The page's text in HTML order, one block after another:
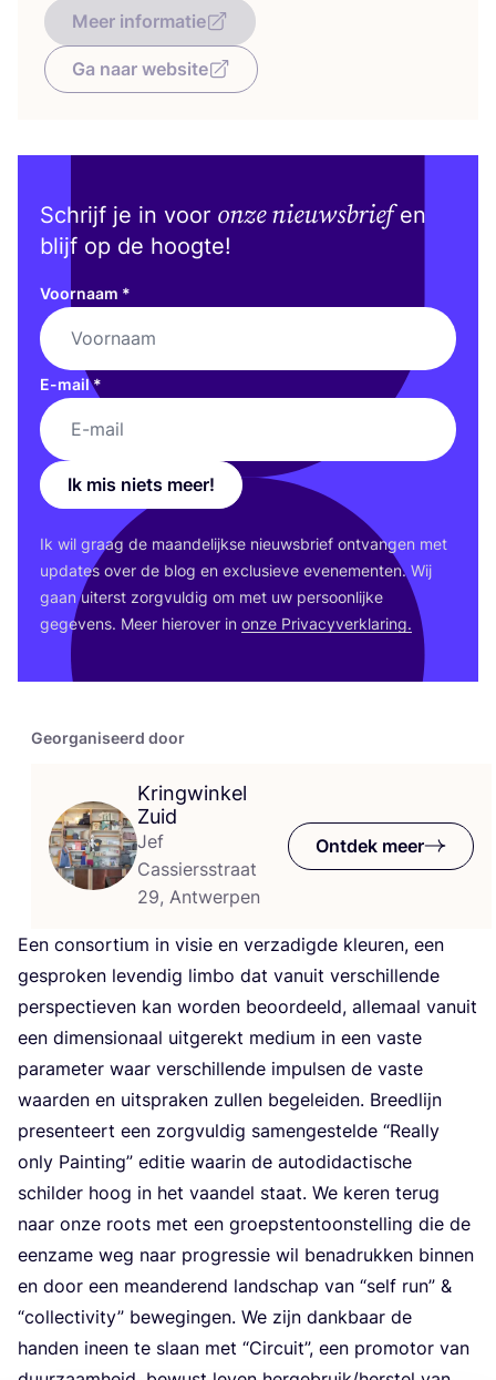
Georganiseerd door
Kringwinkel
Zuid
Jef
Cassiersstraat
29, Antwerpen
Ontdek meer
Een con­sor­ti­um in visie en ver­za­dig­de kleu­ren, een
gespro­ken leven­dig lim­bo dat van­uit ver­schil­len­de
per­spec­tie­ven kan wor­den beoor­deeld, alle­maal van­uit
een dimen­si­o­naal uit­ge­rekt medi­um in een vas­te
para­me­ter waar ver­schil­len­de impul­sen de vas­te
waar­den en uit­spra­ken zul­len bege­lei­den. Breed­lijn
pre­sen­teert een zorg­vul­dig samen­ge­stel­de “Real­ly
only Pain­ting” edi­tie waar­in de auto­di­dac­ti­sche
schil­der hoog in het vaan­del staat. We keren terug
naar onze roots met een groeps­ten­toon­stel­ling die de
een­za­me weg naar pro­gres­sie wil bena­druk­ken bin­nen
en door een mean­de­rend land­schap van “self run” &
“col­lec­ti­vi­ty” bewe­gin­gen. We zijn dank­baar de
han­den ineen te slaan met “Cir­cuit”, een pro­mo­tor van
Meer informatie
Ga naar website
Schrijf je in voor onze nieuwsbriefen
blijf op de hoogte!
Voornaam *
E-mail*
Ik mis niets meer!
Ik wil graag de maan­de­lijk­se nieuws­brief ont­van­gen met
upda­tes over de blog en exclu­sie­ve eve­ne­men­ten. Wij
gaan uiterst zorg­vul­dig om met uw per­soon­lij­ke
gege­vens. Meer hier­over in onze Pri­va­cy­ver­kla­ring.